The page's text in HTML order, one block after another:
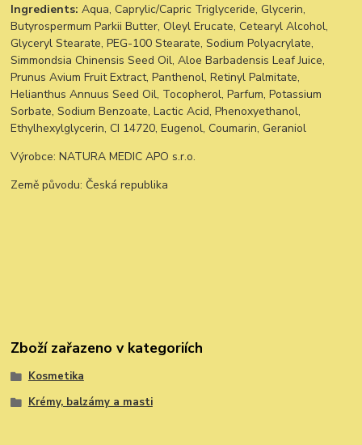
Ingredients: Aqua, Caprylic/Capric Triglyceride, Glycerin,
Butyrospermum Parkii Butter, Oleyl Erucate, Cetearyl Alcohol,
Glyceryl Stearate, PEG-100 Stearate, Sodium Polyacrylate,
Simmondsia Chinensis Seed Oil, Aloe Barbadensis Leaf Juice,
Prunus Avium Fruit Extract, Panthenol, Retinyl Palmitate,
Helianthus Annuus Seed Oil, Tocopherol, Parfum, Potassium
Sorbate, Sodium Benzoate, Lactic Acid, Phenoxyethanol,
Ethylhexylglycerin, CI 14720, Eugenol, Coumarin, Geraniol
Výrobce: NATURA MEDIC APO s.r.o.
Země původu: Česká republika
Zboží zařazeno v kategoriích
Kosmetika
Krémy, balzámy a masti